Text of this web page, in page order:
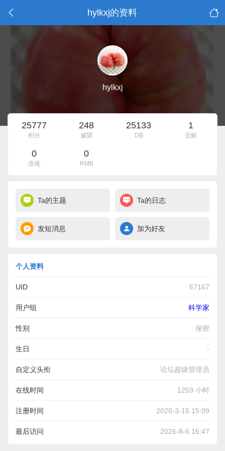
hylkxj的资料
hylkxj
25777
积分
248
威望
25133
DB
1
贡献
0
违规
0
RMB
Ta的主题 Ta的日志
发短消息 加为好友
个人资料
UID 67167
用户组 科学家
性别 保密
生日 -
自定义头衔 论坛超级管理员
在线时间 1259 小时
注册时间 2020-3-15 15:09
最后访问 2026-8-6 16:47